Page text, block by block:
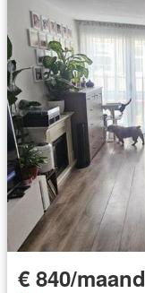
€ 840/maand